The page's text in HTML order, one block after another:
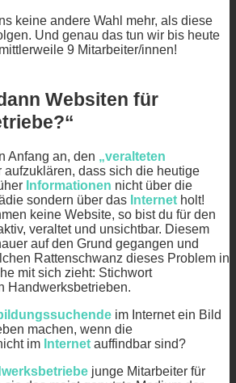
keine andere Wahl mehr, als diese
Und genau das tun wir bis heute
9 Mitarbeiter/innen!
Websiten für
Anfang an, den „veralteten
aufzuklären, dass sich die heutige
Informationen nicht über die
sondern über das Internet holt!
keine Website, so bist du für den
veraltet und unsichtbar. Diesem
auf den Grund gegangen und
Rattenschwanz dieses Problem in
mit sich zieht: Stichwort
Handwerksbetrieben.
im Internet ein Bild
machen, wenn die
im Internet auffindbar sind?
junge Mitarbeiter für